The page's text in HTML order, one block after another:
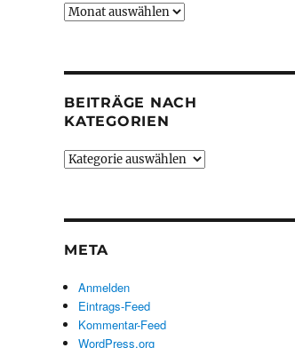
Beiträge
BEITRÄGE NACH
KATEGORIEN
Beiträge
META
Anmelden
Eintrags-Feed
Kommentar-Feed
WordPress.org